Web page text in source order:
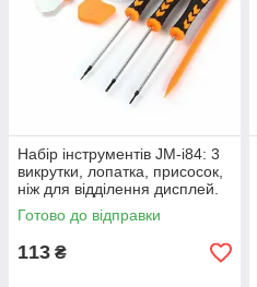
Набір інструментів JM-i84: 3
викрутки, лопатка, присосок,
ніж для відділення дисплей.
модуля
Готово до відправки
113 ₴